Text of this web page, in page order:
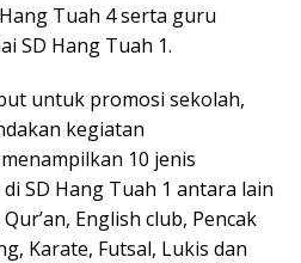
Tuah 4 serta guru
SD Hang Tuah 1.
untuk promosi sekolah,
kegiatan
10 jenis
SD Hang Tuah 1 antara lain
English club, Pencak
Karate, Futsal, Lukis dan